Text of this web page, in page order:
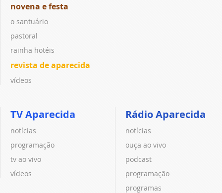
novena e festa
o santuário
pastoral
rainha hotéis
revista de aparecida
vídeos
TV Aparecida
notícias
programação
tv ao vivo
vídeos
Rádio Aparecida
notícias
ouça ao vivo
podcast
programação
programas